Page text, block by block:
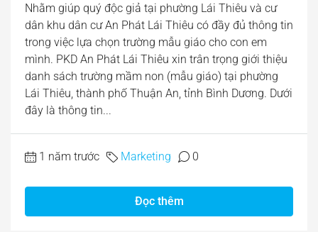
Nhằm giúp quý độc giả tại phường Lái Thiêu và cư
dân khu dân cư An Phát Lái Thiêu có đầy đủ thông tin
trong việc lựa chọn trường mẫu giáo cho con em
mình. PKD An Phát Lái Thiêu xin trân trọng giới thiệu
danh sách trường mầm non (mẫu giáo) tại phường
Lái Thiêu, thành phố Thuận An, tỉnh Bình Dương. Dưới
đây là thông tin...
1 năm trước Marketing 0
Đọc thêm